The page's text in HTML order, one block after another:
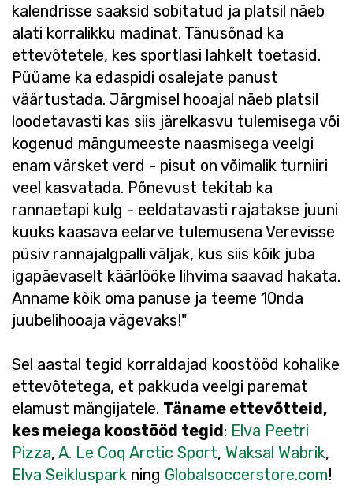
kalendrisse saaksid sobitatud ja platsil näeb
alati korralikku madinat. Tänusõnad ka
ettevõtetele, kes sportlasi lahkelt toetasid.
Püüame ka edaspidi osalejate panust
väärtustada. Järgmisel hooajal näeb platsil
loodetavasti kas siis järelkasvu tulemisega või
kogenud mängumeeste naasmisega veelgi
enam värsket verd - pisut on võimalik turniiri
veel kasvatada. Põnevust tekitab ka
rannaetapi kulg - eeldatavasti rajatakse juuni
kuuks kaasava eelarve tulemusena Verevisse
püsiv rannajalgpalli väljak, kus siis kõik juba
igapäevaselt käärlööke lihvima saavad hakata.
Anname kõik oma panuse ja teeme 10nda
juubelihooaja vägevaks!"
Sel aastal tegid korraldajad koostööd kohalike
ettevõtetega, et pakkuda veelgi paremat
elamust mängijatele. Täname ettevõtteid,
kes meiega koostööd tegid: Elva Peetri
Pizza, A. Le Coq Arctic Sport, Waksal Wabrik,
Elva Seikluspark ning Globalsoccerstore.com!